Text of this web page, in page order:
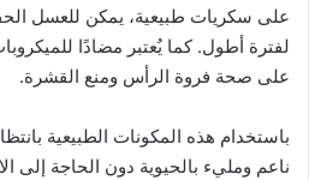
على سكريات طبيعية، يمكن للعسل
لفترة أطول. كما يُعتبر مضادًا
على صحة فروة الرأس ومنع القشرة.
باستخدام هذه المكونات الطبيعية
ناعم ومليء بالحيوية دون الحاجة إلى